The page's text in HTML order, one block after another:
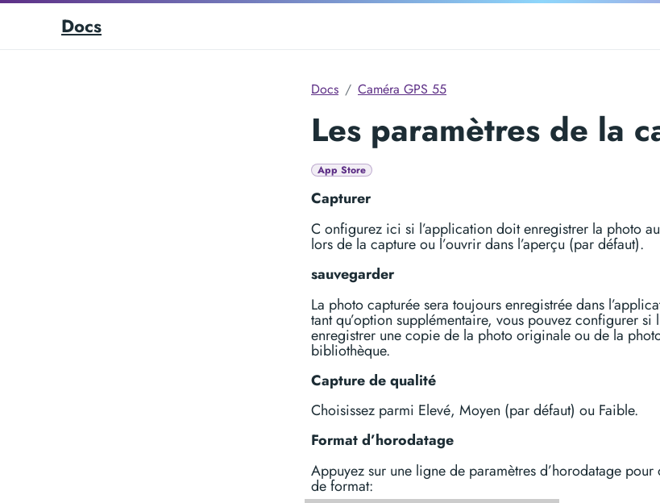
Docs
Docs Caméra GPS 55
Les paramètres de la
App Store
Capturer
C onfigurez ici si l’application doit enregistrer la photo
lors de la capture ou l’ouvrir dans l’aperçu (par défaut).
sauvegarder
La photo capturée sera toujours enregistrée dans
tant qu’option supplémentaire, vous pouvez configurer si
enregistrer une copie de la photo originale ou de la
bibliothèque.
Capture de qualité
Choisissez parmi Elevé, Moyen (par défaut) ou Faible.
Format d’horodatage
Appuyez sur une ligne de paramètres d’horodatage
de format: